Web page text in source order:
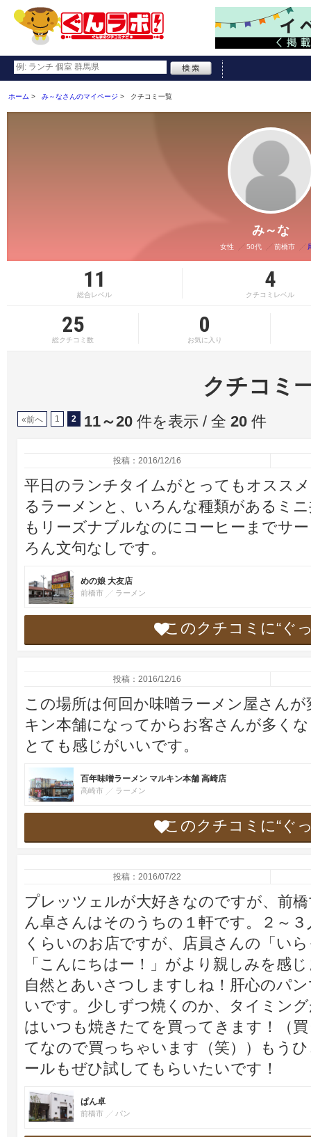
ホーム み～なさんのマイページ クチコミ一覧
み～な
女性 50代 前橋市
11
総合レベル
4
クチコミレベル
25
総クチコミ数
0
お気に入り
クチコミ
«前へ 1 2 11～20 件を表示 / 全 20 件
投稿：2016/12/16
平日のランチタイムがとってもオスス
るラーメンと、いろんな種類があるミ
もリーズナブルなのにコーヒーまでサ
ろん文句なしです。
めの娘 大友店
前橋市 ラーメン
このクチコミに“ぐ
投稿：2016/12/16
この場所は何回か味噌ラーメン屋さん
キン本舗になってからお客さんが多く
とても感じがいいです。
百年味噌ラーメン マルキン本舗 高崎店
高崎市 ラーメン
このクチコミに“ぐ
投稿：2016/07/22
プレッツェルが大好きなのですが、前
ん卓さんはそのうちの１軒です。２～
くらいのお店ですが、店員さんの「い
「こんにちはー！」がより親しみを感
自然とあいさつしますしね！肝心のパ
いです。少しずつ焼くのか、タイミン
はいつも焼きたてを買ってきます！（
てなので買っちゃいます（笑））もう
ールもぜひ試してもらいたいです！
ぱん卓
前橋市 パン